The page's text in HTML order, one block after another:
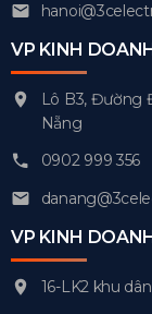
VP KINH
Lô B3, Đường
Nẵng
0902 999 356
VP KINH
16-LK2 khu